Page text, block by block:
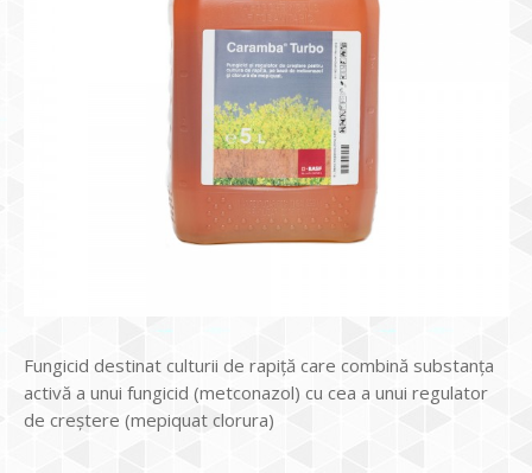
Fungicid destinat culturii de rapiță care combină substanța
activă a unui fungicid (metconazol) cu cea a unui regulator
de creștere (mepiquat clorura)